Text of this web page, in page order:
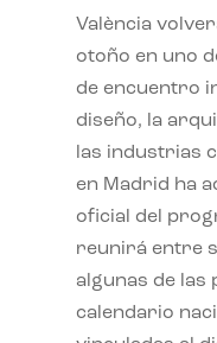
València
otoño en uno
de encuentro
diseño, la
las industrias
en Madrid ha
oficial del
reunirá entre
algunas de las
calendario